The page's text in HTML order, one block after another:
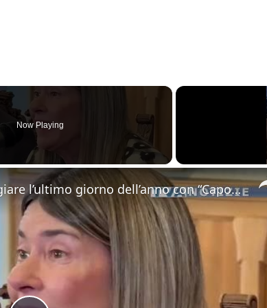
Now Playing
Catania. Tutto pronto per festeggiare l’ultimo giorno dell’anno con “Capodanno in Musica” in dirett